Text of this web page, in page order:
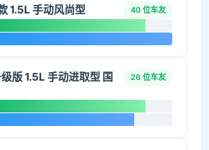
1.5L 手动风尚型 40 位车友
版 1.5L 手动进取型 国
26 位车友